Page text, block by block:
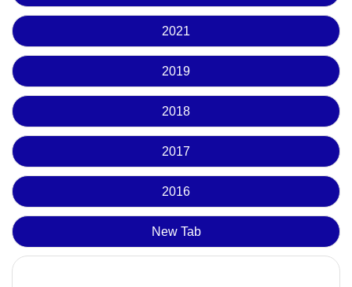
2021
2019
2018
2017
2016
New Tab